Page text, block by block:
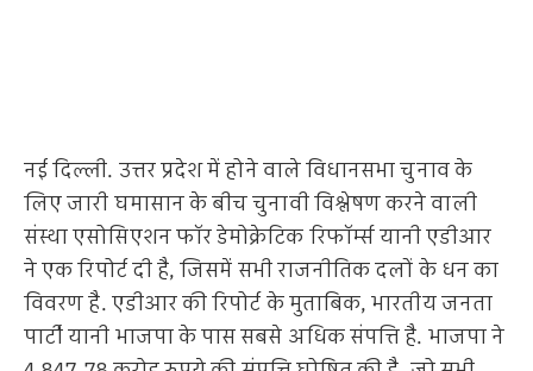
नई दिल्ली. उत्तर प्रदेश में होने वाले विधानसभा चुनाव के
लिए जारी घमासान के बीच चुनावी विश्लेषण करने वाली
संस्था एसोसिएशन फॉर डेमोक्रेटिक रिफॉर्म्स यानी एडीआर
ने एक रिपोर्ट दी है, जिसमें सभी राजनीतिक दलों के धन का
विवरण है. एडीआर की रिपोर्ट के मुताबिक, भारतीय जनता
पार्टी यानी भाजपा के पास सबसे अधिक संपत्ति है. भाजपा ने